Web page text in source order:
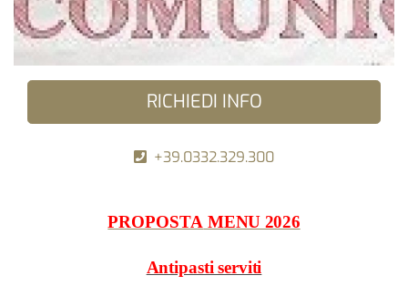
RICHIEDI INFO
+39.0332.329.300
PROPOSTA MENU 2026
Antipasti serviti